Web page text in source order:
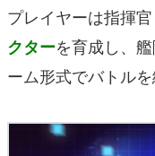
プレイヤーは指揮官
クターを育成し、
ーム形式でバトルを